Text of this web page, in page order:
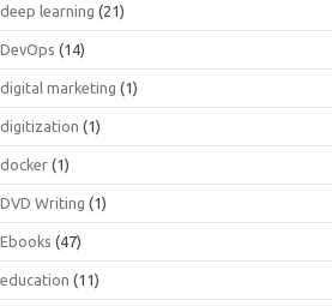
deep learning (21)
DevOps (14)
digital marketing (1)
digitization (1)
docker (1)
DVD Writing (1)
Ebooks (47)
education (11)